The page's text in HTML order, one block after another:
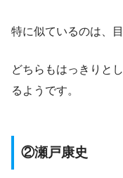
特に似ているのは、目
どちらもはっきりと
るようです。
②瀬戸康史